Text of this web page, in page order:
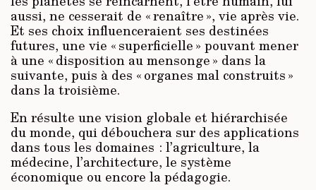
aussi, ne cesserait de « renaître », vie après vie.
Et ses choix influenceraient ses destinées
futures, une vie « superficielle » pouvant mener
à une « disposition au mensonge » dans la
suivante, puis à des « organes mal construits »
dans la troisième.
En résulte une vision globale et hiérarchisée
du monde, qui débouchera sur des applications
dans tous les domaines : l’agriculture, la
médecine, l’architecture, le système
économique ou encore la pédagogie.